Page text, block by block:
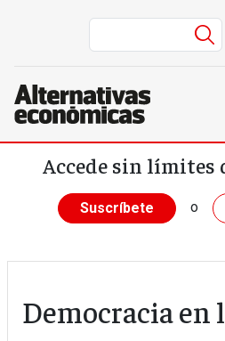
Pasar al contenido principal
Accede sin límites
Suscríbete o
Democracia en